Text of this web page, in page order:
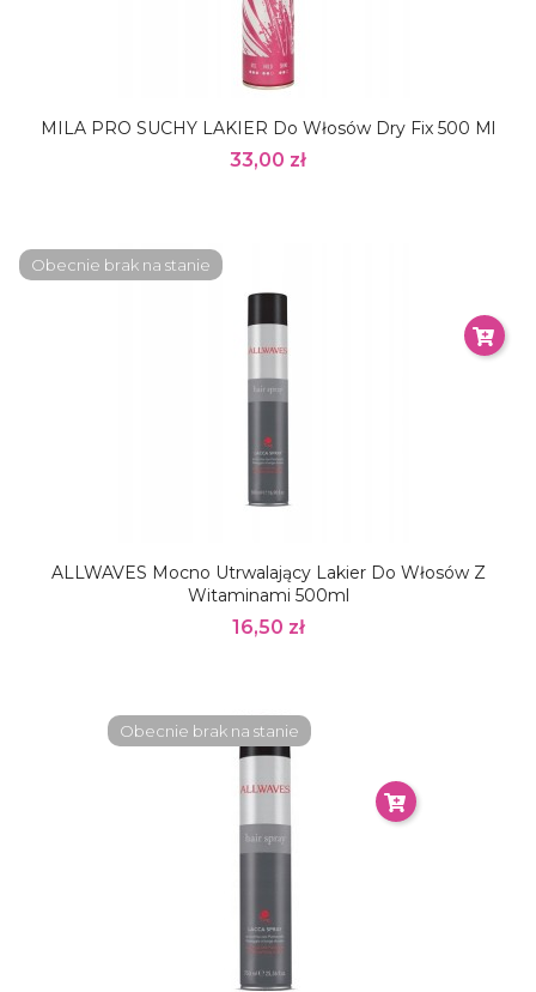
MILA PRO SUCHY LAKIER Do Włosów Dry Fix 500 Ml
33,00 zł
ALLWAVES Mocno Utrwalający Lakier Do Włosów Z
Witaminami 500ml
16,50 zł
Obecnie brak na stanie
Obecnie brak na stanie